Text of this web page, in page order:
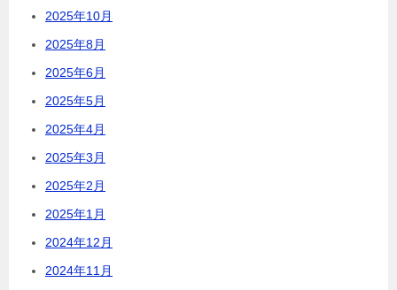
2025年10月
2025年8月
2025年6月
2025年5月
2025年4月
2025年3月
2025年2月
2025年1月
2024年12月
2024年11月